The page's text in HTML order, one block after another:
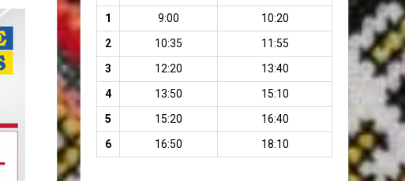
1
9:00
10:20
2
10:35
11:55
3
12:20
13:40
4
13:50
15:10
5
15:20
16:40
6
16:50 18:10